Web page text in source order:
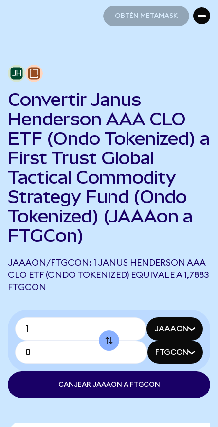
OBTÉN METAMASK
Convertir Janus
Henderson AAA CLO
ETF (Ondo Tokenized) a
First Trust Global
Tactical Commodity
Strategy Fund (Ondo
Tokenized) (JAAAon a
FTGCon)
JAAAON/FTGCON: 1 JANUS HENDERSON AAA
CLO ETF (ONDO TOKENIZED) EQUIVALE A 1,7883
FTGCON
JAAAON
FTGCON
CANJEAR JAAAON A FTGCON